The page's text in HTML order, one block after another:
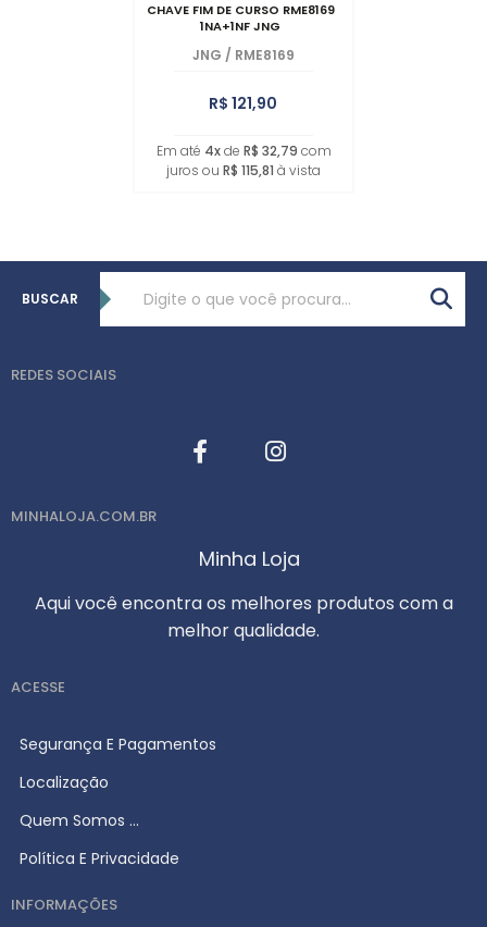
CHAVE FIM DE CURSO RME8169
1NA+1NF JNG
JNG / RME8169
R$ 121,90
Em até 4xde R$ 32,79 com
juros ou R$ 115,81 à vista
BUSCAR
REDES SOCIAIS
MINHALOJA.COM.BR
Minha Loja
Aqui você encontra os melhores produtos com a
melhor qualidade.
ACESSE
Segurança E Pagamentos
Localização
Quem Somos ...
Política E Privacidade
INFORMAÇÕES